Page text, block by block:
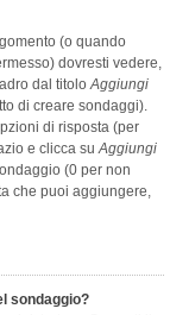
(o quando
dovresti vedere,
dal titoloAggiungi
di creare sondaggi).
di risposta (per
e clicca suAggiungi
(0 per non
che puoi aggiungere,
sondaggio?